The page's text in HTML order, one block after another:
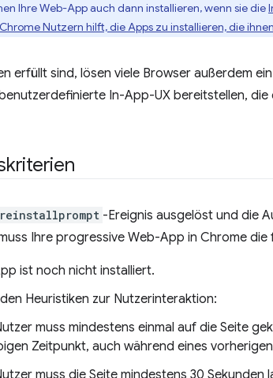
Ihre Web-App auch dann installieren, wenn sie die
Nutzern hilft, die Apps zu installieren, die
erfüllt sind, lösen viele Browser außerdem ein
In-App-UX bereitstellen,
-Ereignis ausgelöst und die
Ihre progressive Web-App in Chrome
ist noch nicht installiert.
Heuristiken zur Nutzerinteraktion:
muss mindestens einmal auf die Seite
Zeitpunkt, auch während eines
muss die Seite mindestens 30 Sekunden